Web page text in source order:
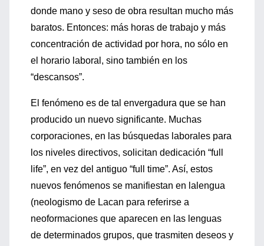
donde mano y seso de obra resultan mucho más
baratos. Entonces: más horas de trabajo y más
concentración de actividad por hora, no sólo en
el horario laboral, sino también en los
“descansos”.
El fenómeno es de tal envergadura que se han
producido un nuevo significante. Muchas
corporaciones, en las búsquedas laborales para
los niveles directivos, solicitan dedicación “full
life”, en vez del antiguo “full time”. Así, estos
nuevos fenómenos se manifiestan en lalengua
(neologismo de Lacan para referirse a
neoformaciones que aparecen en las lenguas
de determinados grupos, que trasmiten deseos y